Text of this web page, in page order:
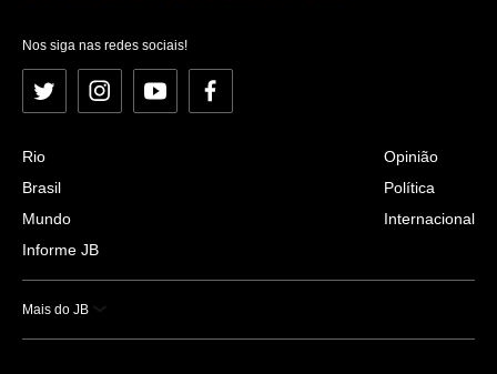
Nos siga nas redes sociais!
Twitter InstagramYouTubeFacebook
Rio
Brasil
Mundo
Informe JB
Opinião
Política
Internacional
Mais do JB
Esportes